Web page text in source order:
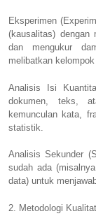
Eksperimen
(kausalitas) dengan
dan mengukur
melibatkan
Analisis Isi
dokumen, teks,
kemunculan kata,
statistik.
Analisis Sekunder
sudah ada
data) untuk
2. Metodologi